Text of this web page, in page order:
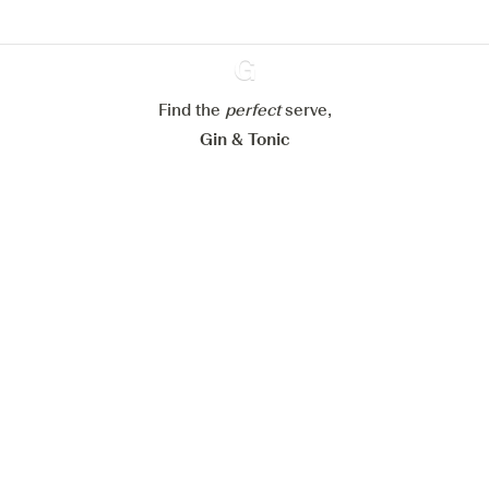
Ginventory
Find the perfectserve,
Gin & Tonic
Alles weigeren Alles aanvaarden